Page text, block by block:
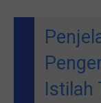
Istilah